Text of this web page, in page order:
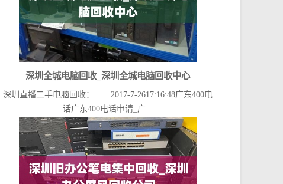
深圳全城电脑回收_深圳全城电脑回收中心
深圳直播二手电脑回收： 2017-7-2617:16:48广东400电
话广东400电话申请_广...